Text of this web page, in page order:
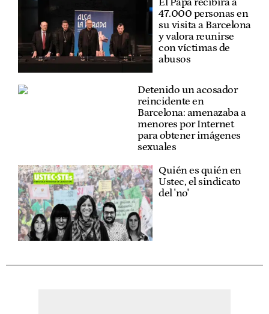
47.000 personas en
su visita a Barcelona
y valora reunirse
con víctimas de
abusos
Detenido un acosador
reincidente en
Barcelona: amenazaba a
menores por Internet
para obtener imágenes
sexuales
Quién es quién en
Ustec, el sindicato
del 'no'